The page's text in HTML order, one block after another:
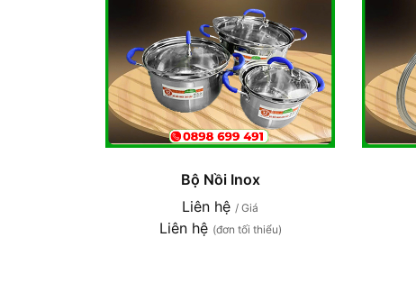
Bộ Nồi Inox
Liên hệ / Giá
Liên hệ (đơn tối thiểu)